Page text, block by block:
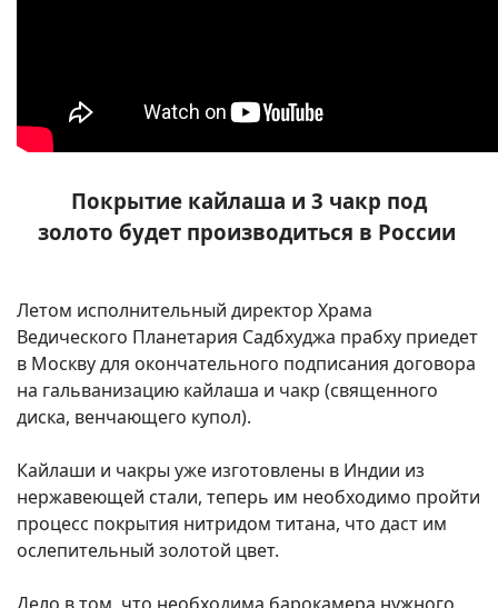
Покрытие кайлаша и 3 чакр под
золото будет производиться в России
Летом исполнительный директор Храма
Ведического Планетария Садбхуджа прабху приедет
в Москву для окончательного подписания договора
на гальванизацию кайлаша и чакр (священного
диска, венчающего купол).
Кайлаши и чакры уже изготовлены в Индии из
нержавеющей стали, теперь им необходимо пройти
процесс покрытия нитридом титана, что даст им
ослепительный золотой цвет.